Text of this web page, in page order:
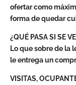
ofertar como
forma de quedar
¿QUÉ PASA SI SE
Lo que sobre de la
le entrega un
VISITAS,